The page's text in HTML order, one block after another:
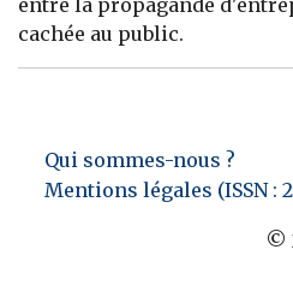
cachée au public.
Qui sommes-nous ?
Mentions légales (ISSN :
©